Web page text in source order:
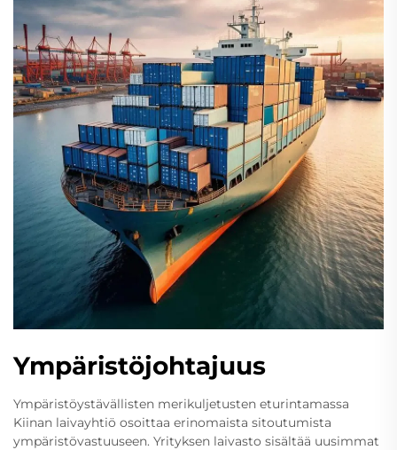
Ympäristöjohtajuus
Ympäristöystävällisten merikuljetusten eturintamassa
Kiinan laivayhtiö osoittaa erinomaista sitoutumista
ympäristövastuuseen. Yrityksen laivasto sisältää uusimmat